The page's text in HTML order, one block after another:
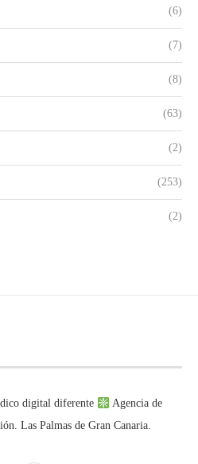
(6)
(7)
(8)
(63)
(2)
(253)
(2)
digital diferente
Agencia de
Las Palmas de Gran Canaria.